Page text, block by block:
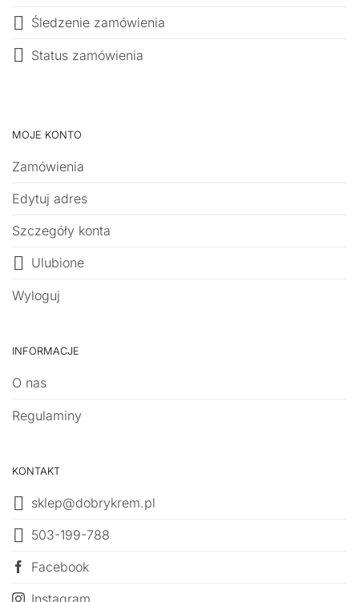
Śledzenie zamówienia
Status zamówienia
MOJE KONTO
Zamówienia
Edytuj adres
Szczegóły konta
Ulubione
Wyloguj
INFORMACJE
O nas
Regulaminy
KONTAKT
sklep@dobrykrem.pl
503-199-788
Facebook